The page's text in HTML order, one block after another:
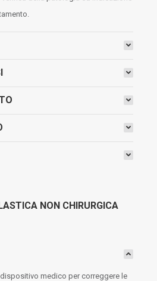
NON CHIRURGICA
medico per correggere le